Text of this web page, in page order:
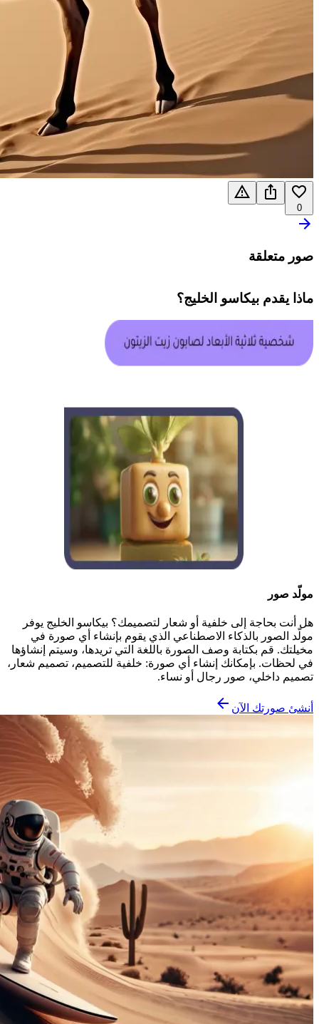
0
صور متعلقة
ماذا يقدم بيكاسو الخليج؟
مولّد صور
هل أنت بحاجة إلى خلفية أو شعار لتصميمك؟ بيكاسو الخليج يوفر
مولّد الصور بالذكاء الاصطناعي الذي يقوم بإنشاء أي صورة في
مخيلتك. قم بكتابة وصف الصورة باللغة التي تريدها، وسيتم إنشاؤها
في لحظات. بإمكانك إنشاء أي صورة: خلفية للتصميم، تصميم شعار،
تصميم داخلي، صور رجال أو نساء.
أنشئ صورتك الآن